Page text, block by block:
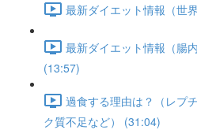
最新ダイエット情報（世
最新ダイエット情報（腸
(13:57)
過食する理由は？（レプ
ク質不足など） (31:04)